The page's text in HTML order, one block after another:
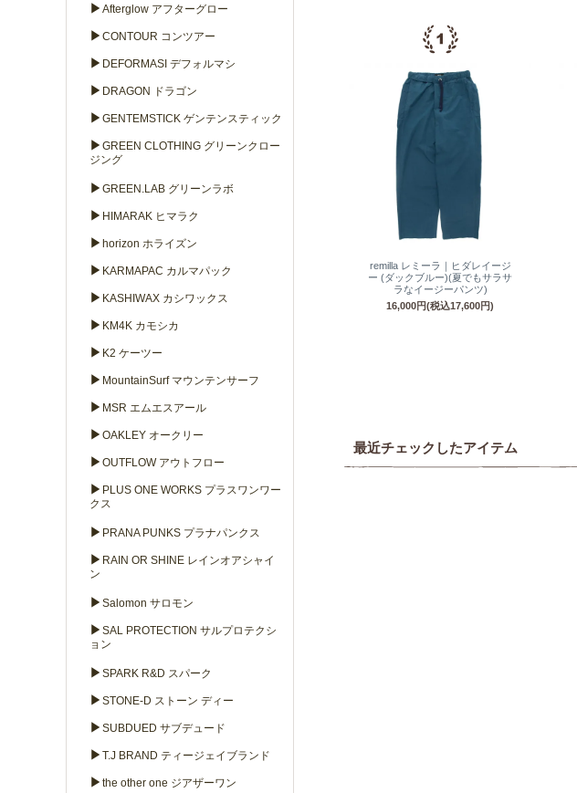
remilla レミーラ｜ヒダレイージ
ー (ダックブルー)(夏でもサラサ
ラなイージーパンツ)
16,000円(税込17,600円)
最近チェックしたアイテム
▶ Afterglow アフターグロー
▶ CONTOUR コンツアー
▶ DEFORMASI デフォルマシ
▶ DRAGON ドラゴン
▶ GENTEMSTICK ゲンテンスティック
▶ GREEN CLOTHING グリーンクロー
ジング
▶ GREEN.LAB グリーンラボ
▶ HIMARAK ヒマラク
▶ horizon ホライズン
▶ KARMAPAC カルマパック
▶ KASHIWAX カシワックス
▶ KM4K カモシカ
▶ K2 ケーツー
▶ MountainSurf マウンテンサーフ
▶ MSR エムエスアール
▶ OAKLEY オークリー
▶ OUTFLOW アウトフロー
▶ PLUS ONE WORKS プラスワンワー
クス
▶ PRANA PUNKS プラナパンクス
▶ RAIN OR SHINE レインオアシャイ
ン
▶ Salomon サロモン
▶ SAL PROTECTION サルプロテクシ
ョン
▶ SPARK R&D スパーク
▶ STONE-D ストーン ディー
▶ SUBDUED サブデュード
▶ T.J BRAND ティージェイブランド
▶ the other one ジアザーワン